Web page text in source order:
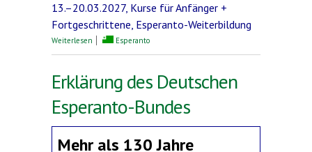
13.–20.03.2027, Kurse für Anfänger +
Fortgeschrittene, Esperanto-Weiterbildung
Weiterlesen über Mediterrane Esperanto-Woche
Esperanto
Erklärung des Deutschen
Esperanto-Bundes
Mehr als 130 Jahre